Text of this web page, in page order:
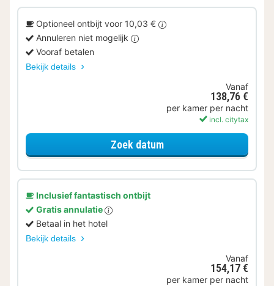
Optioneel ontbijt voor 10,03 €
Annuleren niet mogelijk
Vooraf betalen
Bekijk details
Vanaf
138,76 €
per kamer per nacht
incl. citytax
Zoek datumvoor Standaard Kamer
Inclusief fantastisch ontbijt
Gratis annulatie
Betaal in het hotel
Bekijk details
Vanaf
154,17 €
per kamer per nacht